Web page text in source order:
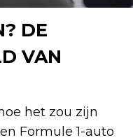
DE
VAN
het zou zijn
Formule 1-auto